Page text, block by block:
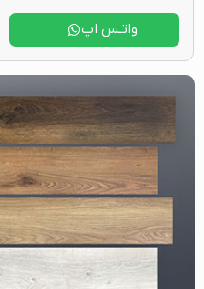
واتـس اپ